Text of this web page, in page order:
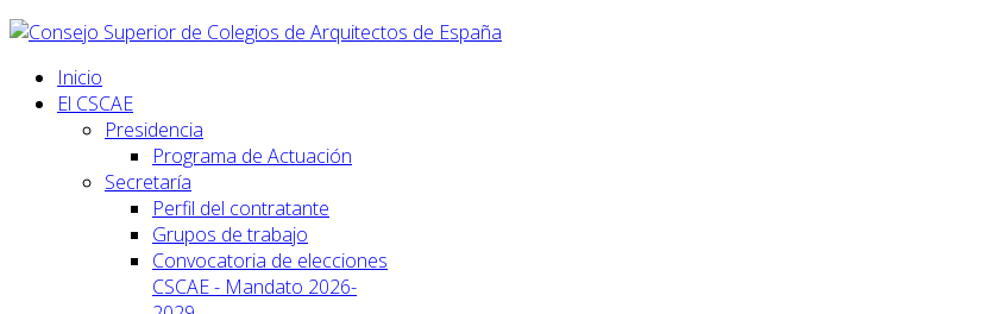
Inicio
El CSCAE
Presidencia
Programa de Actuación
Secretaría
Perfil del contratante
Grupos de trabajo
Convocatoria de elecciones
CSCAE - Mandato 2026-